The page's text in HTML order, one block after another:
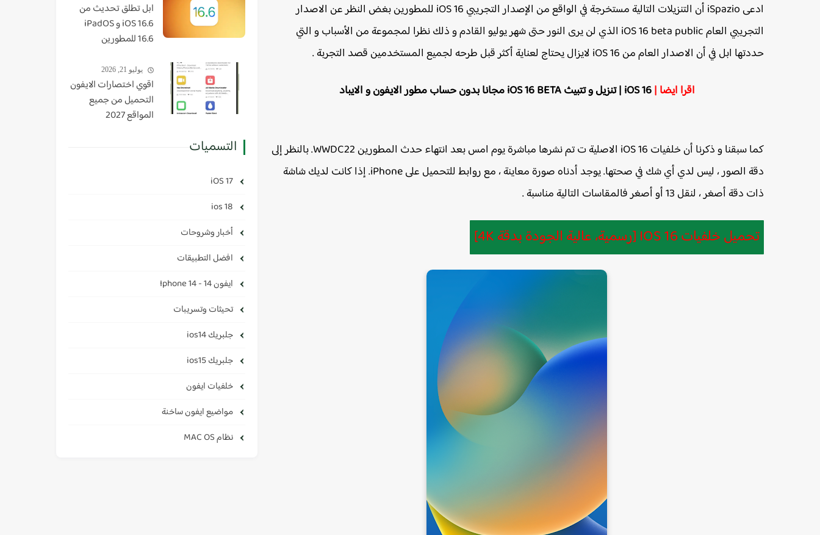
ادعى iSpazio أن التنزيلات التالية مستخرجة في الواقع من الإصدار التجريبي iOS 16 للمطورين بغض النظر عن الاصدار
التجريبي العام iOS 16 beta public الذي لن يرى النور حتى شهر يوليو القادم و ذلك نظرا لمجموعة من الأسباب و التي
حددتها ابل في أن الاصدار العام من iOS 16 لايزال يحتاج لعناية أكثر قبل طرحه لجميع المستخدمين قصد التجربة .
اقرا ايضا |iOS 16 | تنزيل و تتبيث iOS 16 BETA مجانا بدون حساب مطور الايفون و الايباد
كما سبقنا و ذكرنا أن خلفيات iOS 16 الاصلية ت تم نشرها مباشرة يوم امس بعد انتهاء حدث المطورين WWDC22. بالنظر إلى
دقة الصور ، ليس لدي أي شك في صحتها. يوجد أدناه صورة معاينة ، مع روابط للتحميل على iPhone. إذا كانت لديك شاشة
ذات دقة أصغر ، لنقل 13 أو أصغر فالمقاسات التالية مناسبة .
تحميل خلفيات IOS 16 [رسمية، عالية الجودة بدقة 4K]
ابل تطلق تحديث من
iOS 16.6 و iPadOS
16.6 للمطورين
يوليو 21, 2026
اقوي اختصارات الايفون
التحميل من جميع
المواقع 2027
التسميات
iOS 17
أخبار وشروحات
افضل التطبيقات
ايفون 14 - Iphone 14
تحيثات وتسريبات
جلبريك ios14
جلبريك ios15
خلفيات ايفون
مواضيع ايفون ساخنة
نظام MAC OS